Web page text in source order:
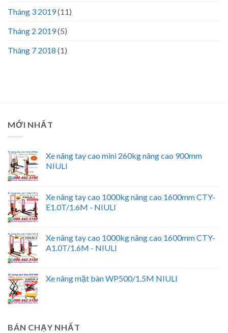
Tháng 3 2019(11)
Tháng 2 2019(5)
Tháng 7 2018 (1)
MỚI NHẤT
Xe nâng tay cao mini 260kg nâng cao 900mm
NIULI
Xe nâng tay cao 1000kg nâng cao 1600mm CTY-
E1.0T/1.6M - NIULI
Xe nâng tay cao 1000kg nâng cao 1600mm CTY-
A1.0T/1.6M - NIULI
Xe nâng mặt bàn WP500/1.5M NIULI
BÁN CHẠY NHẤT